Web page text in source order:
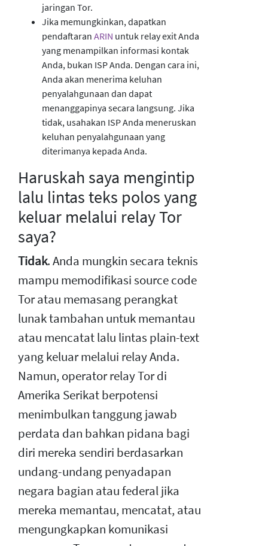
jaringan Tor.
Jika memungkinkan, dapatkan
pendaftaran ARIN untuk relay exit Anda
yang menampilkan informasi kontak
Anda, bukan ISP Anda. Dengan cara ini,
Anda akan menerima keluhan
penyalahgunaan dan dapat
menanggapinya secara langsung. Jika
tidak, usahakan ISP Anda meneruskan
keluhan penyalahgunaan yang
diterimanya kepada Anda.
Haruskah saya mengintip
lalu lintas teks polos yang
keluar melalui relay Tor
saya?
Tidak. Anda mungkin secara teknis
mampu memodifikasi source code
Tor atau memasang perangkat
lunak tambahan untuk memantau
atau mencatat lalu lintas plain-text
yang keluar melalui relay Anda.
Namun, operator relay Tor di
Amerika Serikat berpotensi
menimbulkan tanggung jawab
perdata dan bahkan pidana bagi
diri mereka sendiri berdasarkan
undang-undang penyadapan
negara bagian atau federal jika
mereka memantau, mencatat, atau
mengungkapkan komunikasi